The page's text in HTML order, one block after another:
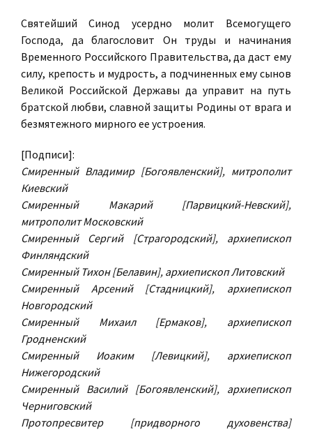
Святейший Синод усердно молит Всемогущего
Господа, да благословит Он труды и начинания
Временного Российского Правительства, да даст ему
силу, крепость и мудрость, а подчиненных ему сынов
Великой Российской Державы да управит на путь
братской любви, славной защиты Родины от врага и
безмятежного мирного ее устроения.
[Подписи]:
Смиренный Владимир [Богоявленский], митрополит
Киевский
Смиренный Макарий [Парвицкий-Невский],
митрополит Московский
Смиренный Сергий [Страгородский], архиепископ
Финляндский
Смиренный Тихон [Белавин], архиепископ Литовский
Смиренный Арсений [Стадницкий], архиепископ
Новгородский
Смиренный Михаил [Ермаков], архиепископ
Гродненский
Смиренный Иоаким [Левицкий], архиепископ
Нижегородский
Смиренный Василий [Богоявленский], архиепископ
Черниговский
Протопресвитер [придворного духовенства]